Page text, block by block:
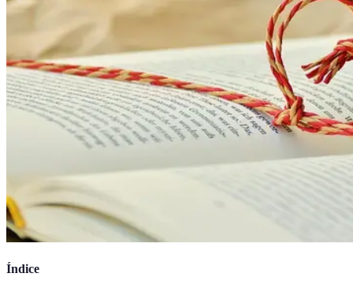
Índice